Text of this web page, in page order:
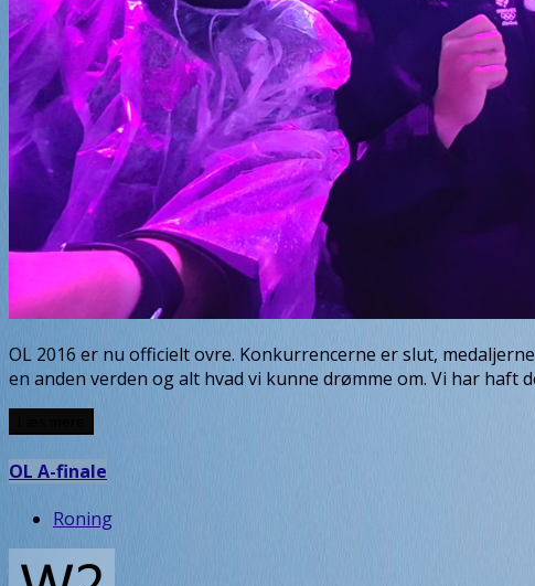
OL 2016 er nu officielt ovre. Konkurrencerne er slut,
en anden verden og alt hvad vi kunne drømme om. Vi har haft
OL A-finale
Roning